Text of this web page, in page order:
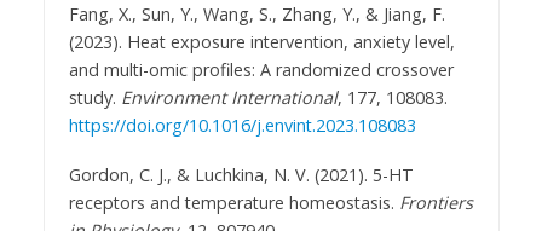
Fang, X., Sun, Y., Wang, S., Zhang, Y., & Jiang, F.
(2023). Heat exposure intervention, anxiety level,
and multi-omic profiles: A randomized crossover
study. Environment International, 177, 108083.
https://doi.org/10.1016/j.envint.2023.108083
Gordon, C. J., & Luchkina, N. V. (2021). 5-HT
receptors and temperature homeostasis. Frontiers